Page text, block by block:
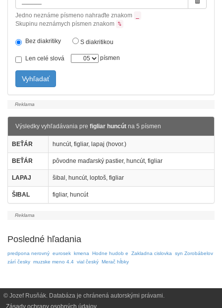
Jedno neznáme písmeno nahraďte znakom
Skupinu neznámych písmen znakom %
Bez diakritiky S diakritikou
Len celé slová písmen
Vyhľadať
Výsledky vyhľadávania pre figliar huncút na 5 písmen
BEŤÁR huncút, figliar, lapaj (hovor.)
BEŤÁR pôvodne maďarský pastier, huncút, figliar
LAPAJ šibal, huncút, loptoš, figliar
ŠIBAL figliar, huncút
Posledné hľadania
predpona nerovný eurosek kmena Hodne hudob e Zakladna cislovka
syn Zorobábelov
zárí česky muzske meno 4.4 vial český Merač hĺbky
© Jozef Rusňák. Databáza je chránená autorskými právami.
Zásady ochrany osobných údajov